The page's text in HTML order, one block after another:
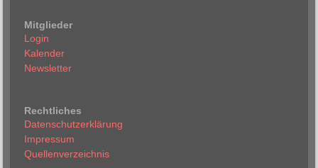
Mitglieder
Login
Kalender
Newsletter
Rechtliches
Datenschutzerklärung
Impressum
Quellenverzeichnis